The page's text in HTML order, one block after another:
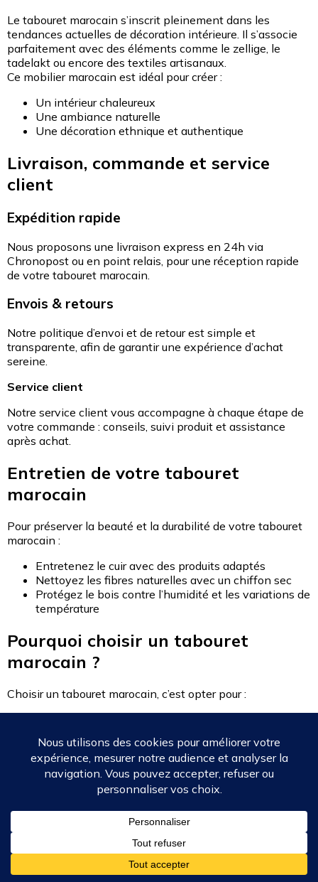
Le tabouret marocain s’inscrit pleinement dans les
tendances actuelles de décoration intérieure. Il s’associe
parfaitement avec des éléments comme le zellige, le
tadelakt ou encore des textiles artisanaux.
Ce mobilier marocain est idéal pour créer :
Un intérieur chaleureux
Une ambiance naturelle
Une décoration ethnique et authentique
Livraison, commande et service
client
Expédition rapide
Nous proposons une livraison express en 24h via
Chronopost ou en point relais, pour une réception rapide
de votre tabouret marocain.
Envois & retours
Notre politique d’envoi et de retour est simple et
transparente, afin de garantir une expérience d’achat
sereine.
Service client
Notre service client vous accompagne à chaque étape de
votre commande : conseils, suivi produit et assistance
après achat.
Entretien de votre tabouret
marocain
Pour préserver la beauté et la durabilité de votre tabouret
marocain :
Entretenez le cuir avec des produits adaptés
Nettoyez les fibres naturelles avec un chiffon sec
Protégez le bois contre l’humidité et les variations de
température
Pourquoi choisir un tabouret
marocain ?
Choisir un tabouret marocain, c’est opter pour :
Un design intemporel
La possibilité d’un design personnalisé
FAQ – Tabouret marocain
Quelle est la hauteur idéale d’un tabouret
La hauteur idéale dépend de son usage, mais elle se situe